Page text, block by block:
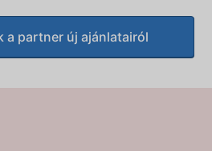
a partner új ajánlatairól